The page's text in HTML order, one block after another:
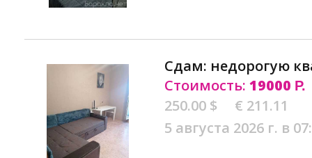
Сдам: недорогую
Стоимость: 19000 Р.
250.00 $
€ 211.11
5 августа 2026 г. в